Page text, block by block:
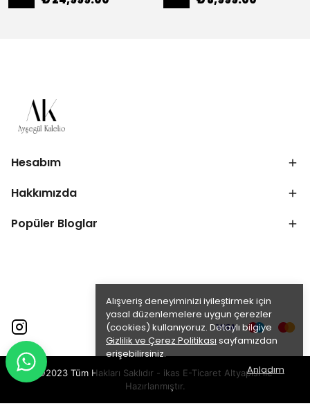
Alışveriş deneyiminizi iyileştirmek için
yasal düzenlemelere uygun çerezler
(cookies) kullanıyoruz. Detaylı bilgiye
Gizlilik ve Çerez Politikası sayfamızdan
erişebilirsiniz.
Anladım
Hesabım
Hakkımızda
Popüler Bloglar
©2023 Tüm Hakları Saklıdır - ikas E-Ticaret Altyapısı ile
Hazırlanmıştır.